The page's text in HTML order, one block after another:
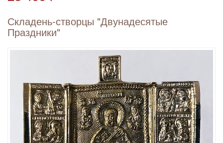
Складень-створцы "Двунадесятые
Праздники"